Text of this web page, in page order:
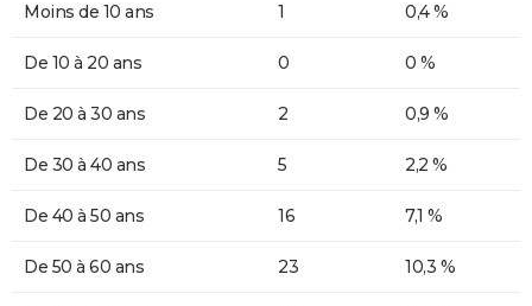
Moins de 10 ans 1 0,4 %
De 10 à 20 ans 0 0 %
De 20 à 30 ans 2 0,9 %
De 30 à 40 ans 5 2,2 %
De 40 à 50 ans 16 7,1 %
De 50 à 60 ans 23 10,3 %